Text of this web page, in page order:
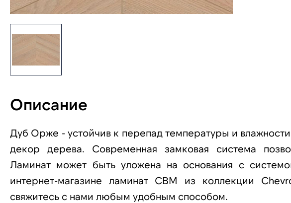
Описание
Дуб Орже - устойчив к перепад температуры и
декор дерева. Современная замковая система
Ламинат может быть уложена на основания с
интернет-магазине ламинат CBM из коллекции
свяжитесь с нами любым удобным способом.